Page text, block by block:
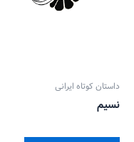
داستان کوتاه ایرانی
نسیم